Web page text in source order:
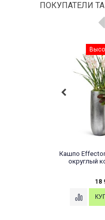
ПОКУПАТЕЛИ
Кашпо
округлый
18